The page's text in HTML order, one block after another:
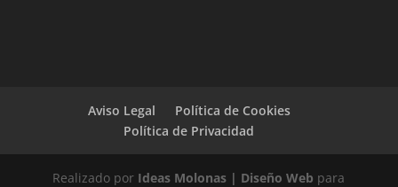
Aviso Legal
Política de Cookies
Política de Privacidad
Realizado por Ideas Molonas | Diseño Web para